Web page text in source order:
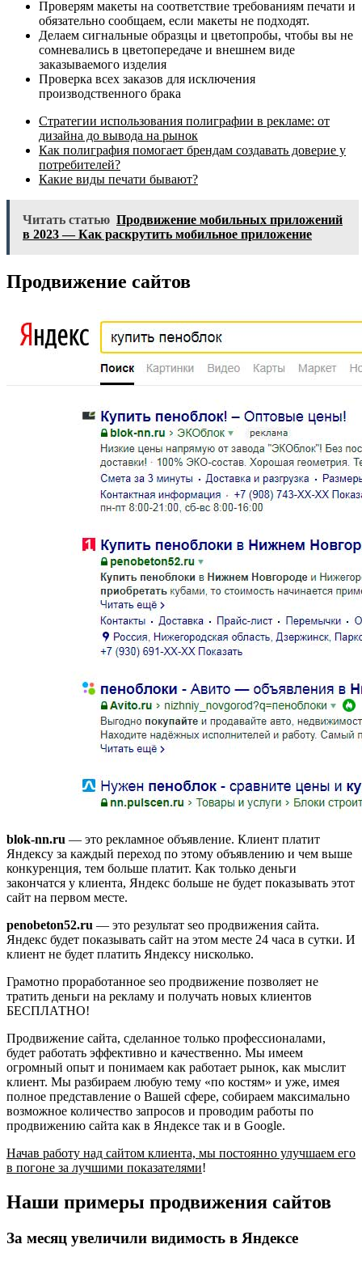
Проверям макеты на соответствие требованиям печати и
обязательно сообщаем, если макеты не подходят.
Делаем сигнальные образцы и цветопробы, чтобы вы не
сомневались в цветопередаче и внешнем виде
заказываемого изделия
Проверка всех заказов для исключения
производственного брака
Стратегии использования полиграфии в рекламе: от
дизайна до вывода на рынок
Как полиграфия помогает брендам создавать доверие у
потребителей?
Какие виды печати бывают?
Читать статью Продвижение мобильных приложений
в 2023 — Как раскрутить мобильное приложение
Продвижение сайтов
blok-nn.ru — это рекламное объявление. Клиент платит
Яндексу за каждый переход по этому объявлению и чем выше
конкуренция, тем больше платит. Как только деньги
закончатся у клиента, Яндекс больше не будет показывать этот
сайт на первом месте.
penobeton52.ru — это результат seo продвижения сайта.
Яндекс будет показывать сайт на этом месте 24 часа в сутки. И
клиент не будет платить Яндексу нисколько.
Грамотно проработанное seo продвижение позволяет не
тратить деньги на рекламу и получать новых клиентов
БЕСПЛАТНО!
Продвижение сайта, сделанное только профессионалами,
будет работать эффективно и качественно. Мы имеем
огромный опыт и понимаем как работает рынок, как мыслит
клиент. Мы разбираем любую тему «по костям» и уже, имея
полное представление о Вашей сфере, собираем максимально
возможное количество запросов и проводим работы по
продвижению сайта как в Яндексе так и в Google.
Начав работу над сайтом клиента, мы постоянно улучшаем его
в погоне за лучшими показателями!
Наши примеры продвижения сайтов
За месяц увеличили видимость в Яндексе